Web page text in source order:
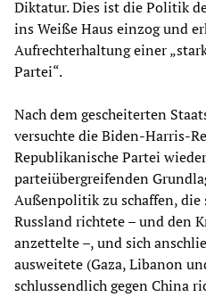
Diktatur. Dies ist die Politik
ins Weiße Haus einzog und
Aufrechterhaltung einer
Partei“.
Nach dem gescheiterten
versuchte die Biden-Harris-
Republikanische Partei
parteiübergreifenden
Außenpolitik zu schaffen, die
Russland richtete – und den
anzettelte –, und sich
ausweitete (Gaza, Libanon
schlussendlich gegen China